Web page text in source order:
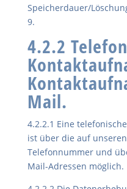
Speicherdauer/
9.
4.2.2
Mail.
4.2.2.1 Eine
ist über die auf
Telefonnummer und
Mail-Adressen möglich.